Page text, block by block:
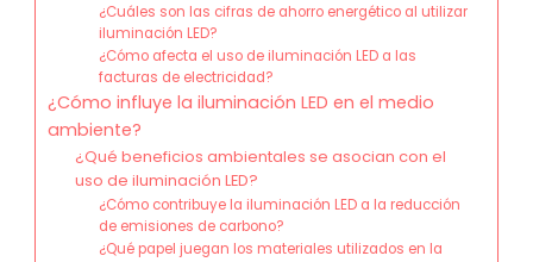
¿Cuáles son las cifras de ahorro energético al utilizar
iluminación LED?
¿Cómo afecta el uso de iluminación LED a las
facturas de electricidad?
¿Cómo influye la iluminación LED en el medio
ambiente?
¿Qué beneficios ambientales se asocian con el
uso de iluminación LED?
¿Cómo contribuye la iluminación LED a la reducción
de emisiones de carbono?
¿Qué papel juegan los materiales utilizados en la